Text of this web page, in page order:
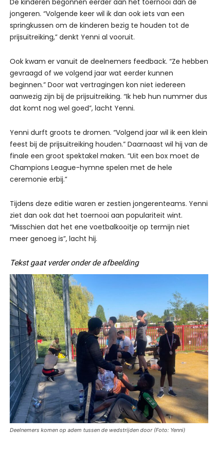
De kinderen begonnen eerder aan het toernooi dan de
jongeren. “Volgende keer wil ik dan ook iets van een
springkussen om de kinderen bezig te houden tot de
prijsuitreiking,” denkt Yenni al vooruit.
Ook kwam er vanuit de deelnemers feedback. “Ze hebben
gevraagd of we volgend jaar wat eerder kunnen
beginnen.” Door wat vertragingen kon niet iedereen
aanwezig zijn bij de prijsuitreiking. “Ik heb hun nummer dus
dat komt nog wel goed”, lacht Yenni.
Yenni durft groots te dromen. “Volgend jaar wil ik een klein
feest bij de prijsuitreiking houden.” Daarnaast wil hij van de
finale een groot spektakel maken. “Uit een box moet de
Champions League-hymne spelen met de hele
ceremonie erbij.”
Tijdens deze editie waren er zestien jongerenteams. Yenni
ziet dan ook dat het toernooi aan populariteit wint.
“Misschien dat het ene voetbalkooitje op termijn niet
meer genoeg is”, lacht hij.
Tekst gaat verder onder de afbeelding
Deelnemers komen op adem tussen de wedstrijden door (Foto: Yenni)